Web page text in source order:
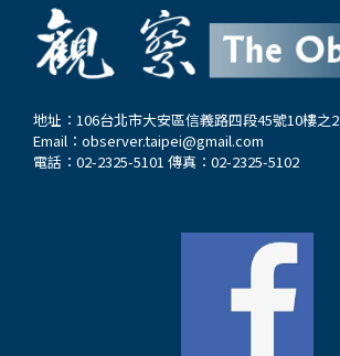
地址：106台北市大安區信義路四段45號10樓之2
Email： observer.taipei@gmail.com
電話：02-2325-5101 傳真：02-2325-5102